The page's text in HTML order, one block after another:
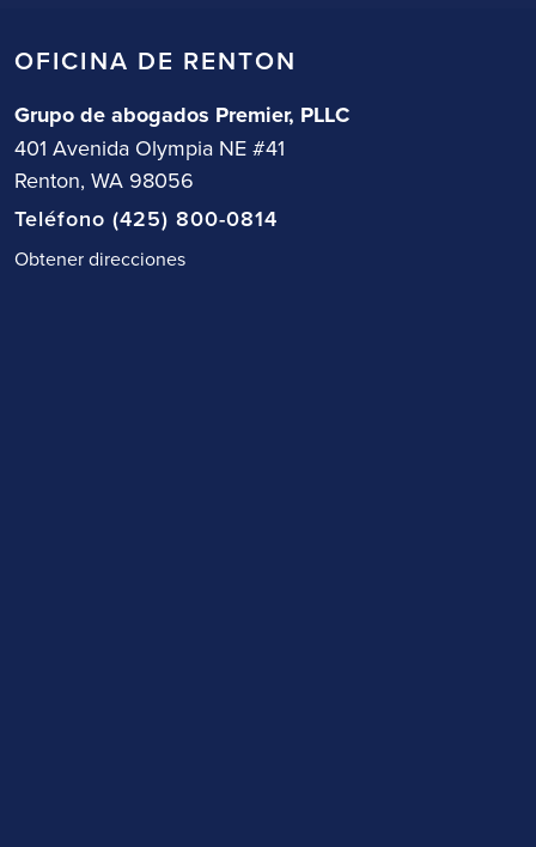
OFICINA DE RENTON
Grupo de abogados Premier, PLLC
401 Avenida Olympia NE #41
Renton, WA 98056
Teléfono (425) 800-0814
Obtener direcciones